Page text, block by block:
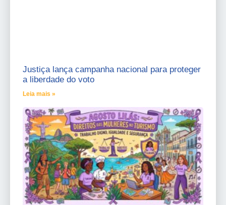
Justiça lança campanha nacional para proteger
a liberdade do voto
Leia mais »